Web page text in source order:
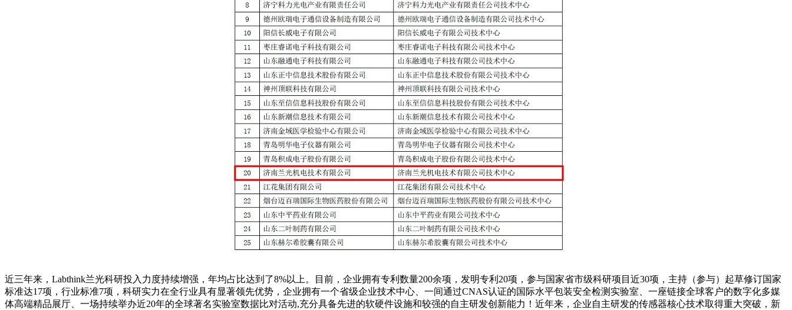
近三年来，Labthink兰光科研投入力度持续增强，年均占比达到了8%以上。目前，企业拥有专利数量200余项，发明专利20项，参与国家省市级科研项目近30项，主持（参与）起草修订国家
标准达17项，行业标准7项，科研实力在全行业具有显著领先优势，企业拥有一个省级企业技术中心、一间通过CNAS认证的国际水平包装安全检测实验室、一座链接全球客户的数字化多媒
体高端精品展厅、一场持续举办近20年的全球著名实验室数据比对活动,充分具备先进的软硬件设施和较强的自主研发创新能力！近年来，企业自主研发的传感器核心技术取得重大突破，新